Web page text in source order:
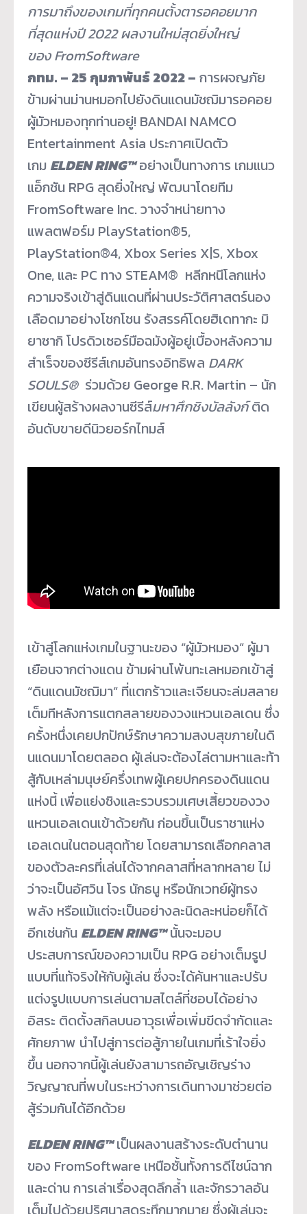
การมาถึงของเกมที่ทุกคนตั้งตารอคอยมาก
ที่สุดแห่งปี2022ผลงานใหม่สุดยิ่งใหญ่
ของFromSoftware
กทม. – 25 กุมภาพันธ์2022 – การผจญภัย
ข้ามผ่านม่านหมอกไปยังดินแดนมัชฌิมารอคอย
ผู้มัวหมองทุกท่านอยู่! BANDAI NAMCO
Entertainment Asia ประกาศเปิดตัว
เกม ELDEN RING™อย่างเป็นทางการ เกมแนว
แอ็กชัน RPG สุดยิ่งใหญ่ พัฒนาโดยทีม
FromSoftware Inc. วางจำหน่ายทาง
แพลตฟอร์ม PlayStation®5,
PlayStation®4, Xbox Series X|S, Xbox
One, และ PC ทาง STEAM® หลีกหนีโลกแห่ง
ความจริงเข้าสู่ดินแดนที่ผ่านประวัติศาสตร์นอง
เลือดมาอย่างโชกโชน รังสรรค์โดยฮิเดทากะ มิ
ยาซากิ โปรดิวเซอร์มือฉมังผู้อยู่เบื้องหลังความ
สำเร็จของซีรีส์เกมอันทรงอิทธิพล DARK
SOULS®ร่วมด้วย George R.R. Martin – นัก
เขียนผู้สร้างผลงานซีรีส์มหาศึกชิงบัลลังก์ติด
อันดับขายดีนิวยอร์กไทมส์
เข้าสู่โลกแห่งเกมในฐานะของ “ผู้มัวหมอง” ผู้มา
เยือนจากต่างแดน ข้ามผ่านโพ้นทะเลหมอกเข้าสู่
“ดินแดนมัชฌิมา” ที่แตกร้าวและเจียนจะล่มสลาย
เต็มทีหลังการแตกสลายของวงแหวนเอลเดน ซึ่ง
ครั้งหนึ่งเคยปกปักษ์รักษาความสงบสุขภายในดิ
นแดนมาโดยตลอด ผู้เล่นจะต้องไล่ตามหาและท้า
สู้กับเหล่ามนุษย์ครึ่งเทพผู้เคยปกครองดินแดน
แห่งนี้ เพื่อแย่งชิงและรวบรวมเศษเสี้ยวของวง
แหวนเอลเดนเข้าด้วยกัน ก่อนขึ้นเป็นราชาแห่ง
เอลเดนในตอนสุดท้าย โดยสามารถเลือกคลาส
ของตัวละครที่เล่นได้จากคลาสที่หลากหลาย ไม่
ว่าจะเป็นอัศวิน โจร นักธนู หรือนักเวทย์ผู้ทรง
พลัง หรือแม้แต่จะเป็นอย่างละนิดละหน่อยก็ได้
อีกเช่นกัน ELDEN RING™นั้นจะมอบ
ประสบการณ์ของความเป็น RPG อย่างเต็มรูป
แบบที่แท้จริงให้กับผู้เล่น ซึ่งจะได้ค้นหาและปรับ
แต่งรูปแบบการเล่นตามสไตล์ที่ชอบได้อย่าง
อิสระ ติดตั้งสกิลบนอาวุธเพื่อเพิ่มขีดจำกัดและ
ศักยภาพ นำไปสู่การต่อสู้ภายในเกมที่เร้าใจยิ่ง
ขึ้น นอกจากนี้ผู้เล่นยังสามารถอัญเชิญร่าง
วิญญาณที่พบในระหว่างการเดินทางมาช่วยต่อ
สู้ร่วมกันได้อีกด้วย
ELDEN RING™เป็นผลงานสร้างระดับตำนาน
ของ FromSoftware เหนือชั้นทั้งการดีไซน์ฉาก
และด่าน การเล่าเรื่องสุดลึกล้ำ และจักรวาลอัน
เต็มไปด้วยปริศนาสุดระทึกมากมาย ซึ่งผู้เล่นจะ